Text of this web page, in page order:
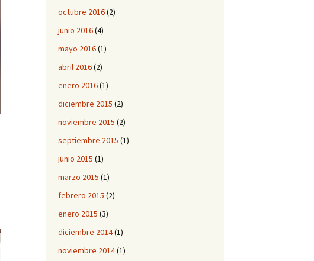
octubre 2016(2)
junio 2016(4)
mayo 2016(1)
abril 2016(2)
enero 2016(1)
diciembre 2015 (2)
noviembre 2015 (2)
septiembre 2015 (1)
junio 2015 (1)
marzo 2015 (1)
febrero 2015 (2)
enero 2015 (3)
diciembre 2014(1)
noviembre 2014(1)